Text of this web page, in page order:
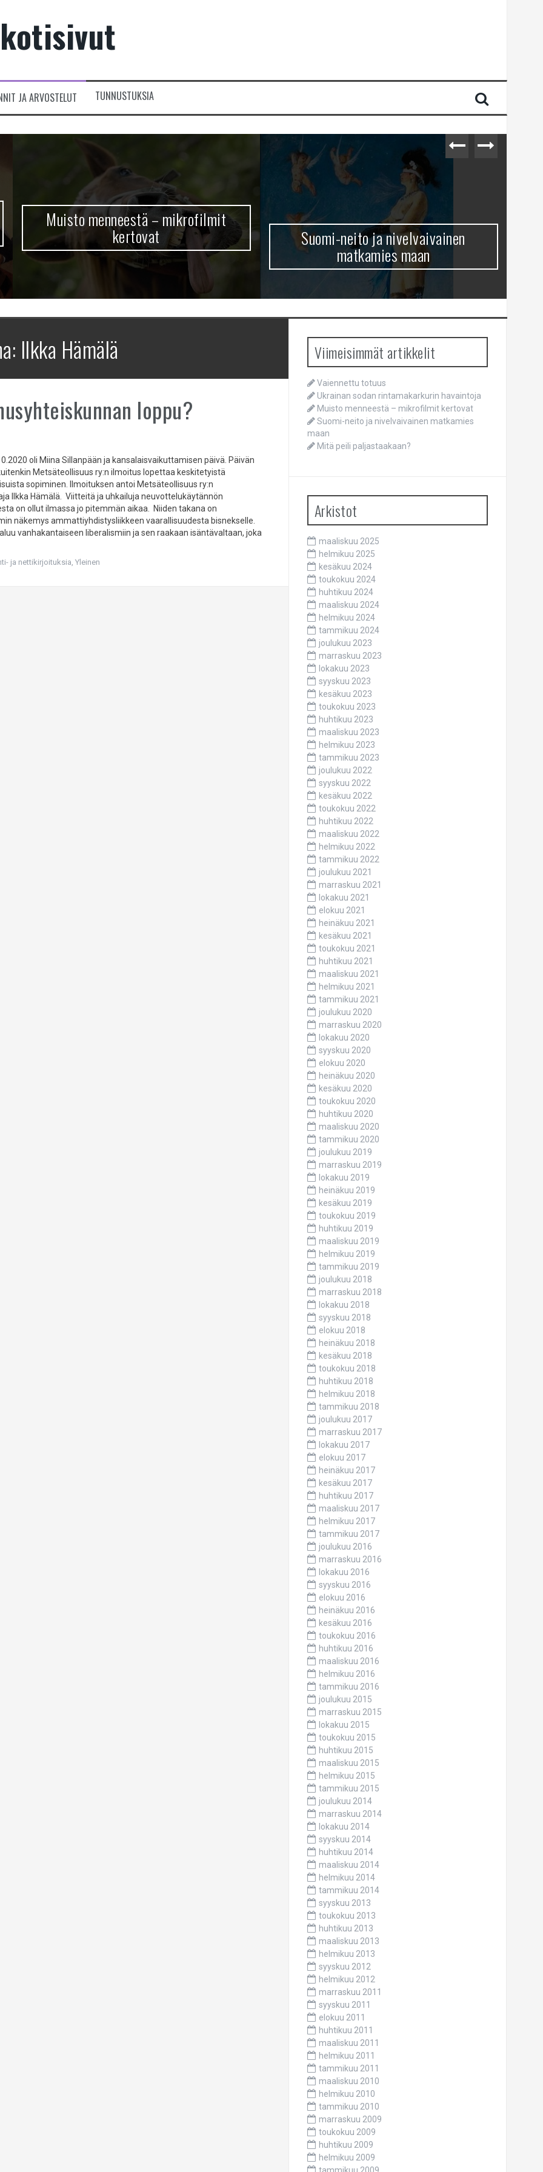
JA ARVOSTELUT TUNNUSTUKSIA
Muisto menneestä – mikrofilmit
kertovat Suomi-neito ja nivelvaivainen
matkamies maan
Ilkka Hämälä
loppu?
oli Miina Sillanpään ja kansalaisvaikuttamisen päivä. Päivän
Metsäteollisuus ry:n ilmoitus lopettaa keskitetyistä
sopiminen. Ilmoituksen antoi Metsäteollisuus ry:n
Ilkka Hämälä. Viitteitä ja uhkailuja neuvottelukäytännön
on ollut ilmassa jo pitemmän aikaa. Niiden takana on
näkemys ammattiyhdistysliikkeen vaarallisuudesta bisnekselle.
vanhakantaiseen liberalismiin ja sen raakaan isäntävaltaan, joka
ja nettikirjoituksia,Yleinen
Viimeisimmät artikkelit
Vaiennettu totuus
Ukrainan sodan rintamakarkurin havaintoja
Muisto menneestä – mikrofilmit kertovat
Suomi-neito ja nivelvaivainen matkamies
maan
Mitä peili paljastaakaan?
Arkistot
maaliskuu 2025
helmikuu 2025
kesäkuu 2024
toukokuu 2024
huhtikuu 2024
maaliskuu 2024
helmikuu 2024
tammikuu 2024
joulukuu 2023
marraskuu 2023
lokakuu 2023
syyskuu 2023
kesäkuu 2023
toukokuu 2023
huhtikuu 2023
maaliskuu 2023
helmikuu 2023
tammikuu 2023
joulukuu 2022
syyskuu 2022
kesäkuu 2022
toukokuu 2022
huhtikuu 2022
maaliskuu 2022
helmikuu 2022
tammikuu 2022
joulukuu 2021
marraskuu 2021
lokakuu 2021
elokuu 2021
heinäkuu 2021
kesäkuu 2021
toukokuu 2021
huhtikuu 2021
maaliskuu 2021
helmikuu 2021
tammikuu 2021
joulukuu 2020
marraskuu 2020
lokakuu 2020
syyskuu 2020
elokuu 2020
heinäkuu 2020
kesäkuu 2020
toukokuu 2020
huhtikuu 2020
maaliskuu 2020
tammikuu 2020
joulukuu 2019
marraskuu 2019
lokakuu 2019
heinäkuu 2019
kesäkuu 2019
toukokuu 2019
huhtikuu 2019
maaliskuu 2019
helmikuu 2019
tammikuu 2019
joulukuu 2018
marraskuu 2018
lokakuu 2018
syyskuu 2018
elokuu 2018
heinäkuu 2018
kesäkuu 2018
toukokuu 2018
huhtikuu 2018
helmikuu 2018
tammikuu 2018
joulukuu 2017
marraskuu 2017
lokakuu 2017
elokuu 2017
heinäkuu 2017
kesäkuu 2017
huhtikuu 2017
maaliskuu 2017
helmikuu 2017
tammikuu 2017
joulukuu 2016
marraskuu 2016
lokakuu 2016
syyskuu 2016
elokuu 2016
heinäkuu 2016
kesäkuu 2016
toukokuu 2016
huhtikuu 2016
maaliskuu 2016
helmikuu 2016
tammikuu 2016
joulukuu 2015
marraskuu 2015
lokakuu 2015
toukokuu 2015
huhtikuu 2015
maaliskuu 2015
helmikuu 2015
tammikuu 2015
joulukuu 2014
marraskuu 2014
lokakuu 2014
syyskuu 2014
huhtikuu 2014
maaliskuu 2014
helmikuu 2014
tammikuu 2014
syyskuu 2013
toukokuu 2013
huhtikuu 2013
maaliskuu 2013
helmikuu 2013
syyskuu 2012
helmikuu 2012
marraskuu 2011
syyskuu 2011
elokuu 2011
huhtikuu 2011
maaliskuu 2011
helmikuu 2011
tammikuu 2011
maaliskuu 2010
helmikuu 2010
tammikuu 2010
marraskuu 2009
toukokuu 2009
huhtikuu 2009
helmikuu 2009